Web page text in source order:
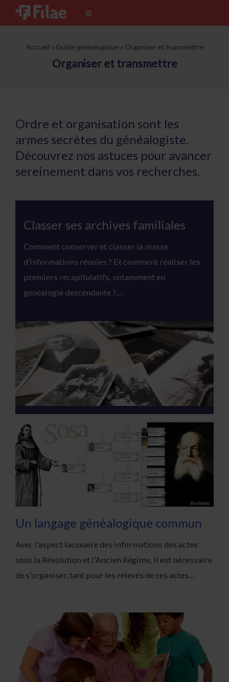
Accueil » Guide généalogique» Organiser et transmettre
Organiser et transmettre
Ordre et organisation sont les
armes secrètes du généalogiste.
Découvrez nos astuces pour avancer
sereinement dans vos recherches.
Classer ses archives familiales
Comment conserver et classer la masse
d’informations réunies ? Et comment réaliser les
premiers récapitulatifs, notamment en
généalogie descendante ?…
Un langage généalogique commun
Avec l'aspect lacunaire des informations des actes
sous la Révolution et l'Ancien Régime, il est nécessaire
de s'organiser, tant pour les relevés de ces actes…